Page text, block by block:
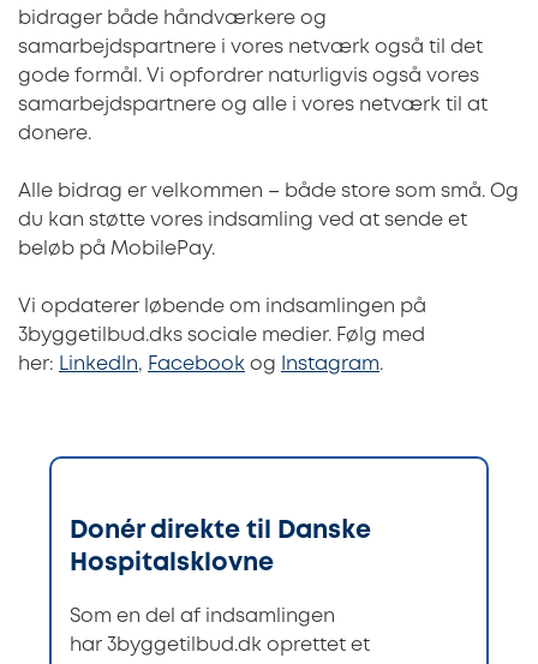
bidrager både håndværkere og
samarbejdspartnere i vores netværk også til det
gode formål. Vi opfordrer naturligvis også vores
samarbejdspartnere og alle i vores netværk til at
donere.
Alle bidrag er velkommen – både store som små. Og
du kan støtte vores indsamling ved at sende et
beløb på MobilePay.
Vi opdaterer løbende om indsamlingen på
3byggetilbud.dks sociale medier. Følg med
her:
LinkedIn, Facebook og Instagram.
Donér direkte til Danske
Hospitalsklovne
Som en del af indsamlingen
har 3byggetilbud.dk oprettet et